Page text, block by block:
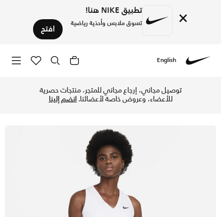
× تطبيق NIKE هنا!
تسوق ملابس وأحذية رياضية افتح
English
توصيل مجاني، إرجاع مجاني للمتجر، منتجات حصرية
للأعضاء، وعروض خاصة لأعضائنا.انضم إلينا